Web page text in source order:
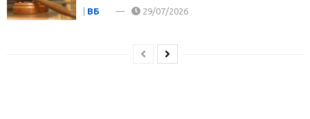
| ВБ 29/07/2026